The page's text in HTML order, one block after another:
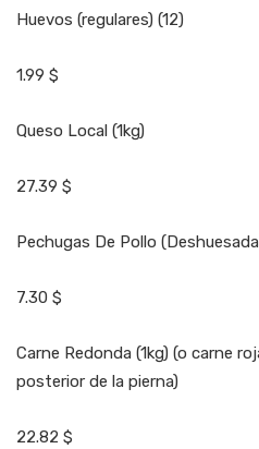
Huevos (regulares) (12)
1.99 $
Queso Local (1kg)
27.39 $
Pechugas De Pollo
7.30 $
Carne Redonda (1kg) (o carne
posterior de la pierna)
22.82 $